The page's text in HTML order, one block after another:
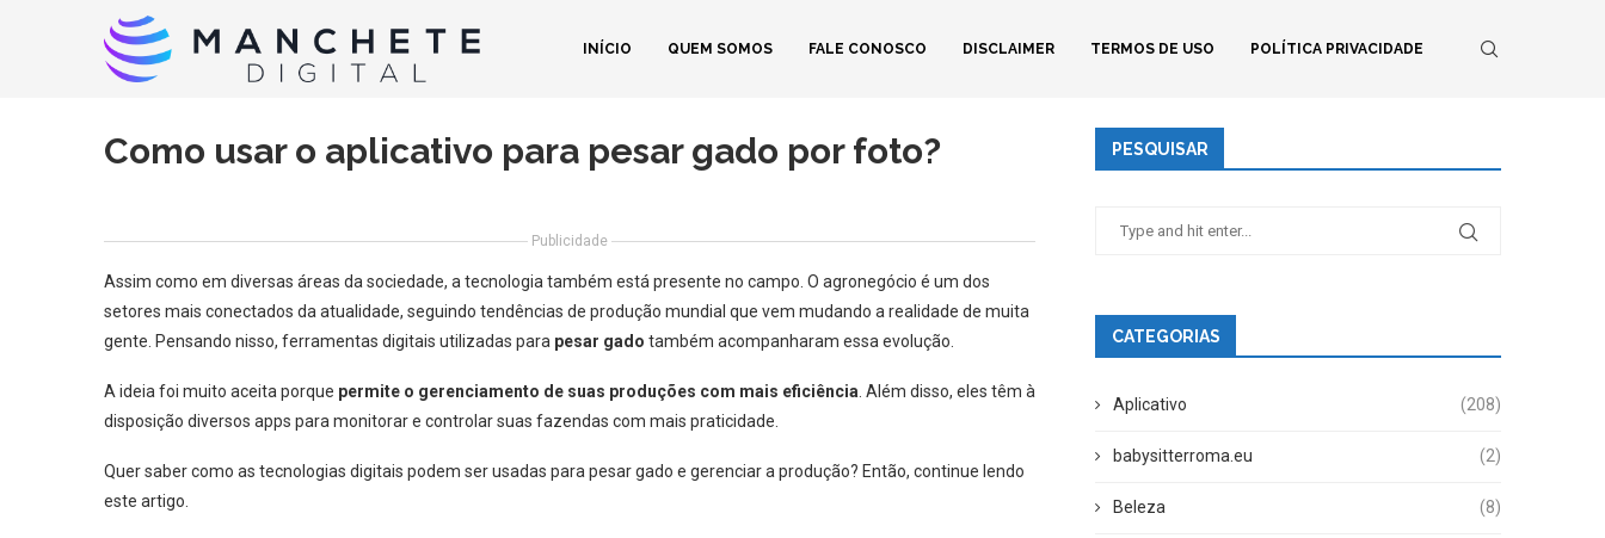
INÍCIO QUEM SOMOS FALE CONOSCO DISCLAIMER TERMOS DE USO POLÍTICA PRIVACIDADE
Como usar o aplicativo para pesar gado por foto?
Publicidade
Assim como em diversas áreas da sociedade, a tecnologia também está presente no campo. O agronegócio é um dos
setores mais conectados da atualidade, seguindo tendências de produção mundial que vem mudando a realidade de muita
gente. Pensando nisso, ferramentas digitais utilizadas para pesar gado também acompanharam essa evolução.
A ideia foi muito aceita porque permite o gerenciamento de suas produções com mais eficiência . Além disso, eles têm à
disposição diversos apps para monitorar e controlar suas fazendas com mais praticidade.
Quer saber como as tecnologias digitais podem ser usadas para pesar gado e gerenciar a produção? Então, continue lendo
este artigo.
PESQUISAR
CATEGORIAS
Aplicativo (208)
babysitterroma.eu (2)
Beleza (8)